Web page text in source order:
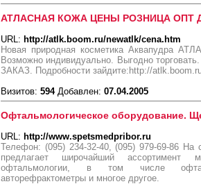
АТЛАСНАЯ КОЖА ЦЕНЫ РОЗНИЦА ОПТ
URL: http://atlk.boom.ru/newatlk/cena.htm
Новая природная косметика Аквапудра
Возможно индивидуально. Выгодно
ЗАКАЗ. Подробности зайдите:http://
Визитов: 594Добавлен: 07.04.2005
Офтальмологическое оборудование.
URL: http://www.spetsmedpribor.ru
Телефон: (095) 234-32-40, (095) 979-69-86 На
предлагает широчайший ассортимент
офтальмологии, в том числе
авторефрактометры и многое другое.